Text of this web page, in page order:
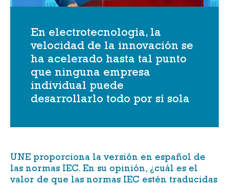
En electrotecnología, la
velocidad de la innovación se
ha acelerado hasta tal punto
que ninguna empresa
individual puede
desarrollarlo todo por sí sola
UNE proporciona la versión en español de
las normas IEC. En su opinión, ¿cuál es el
valor de que las normas IEC estén traducidas